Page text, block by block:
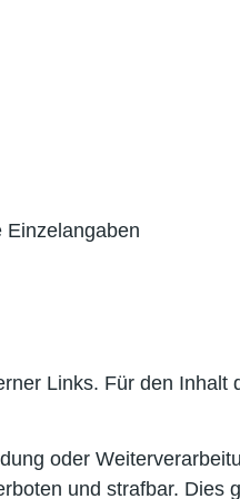
Einzelangaben
Links. Für den Inhalt
oder
und strafbar. Dies